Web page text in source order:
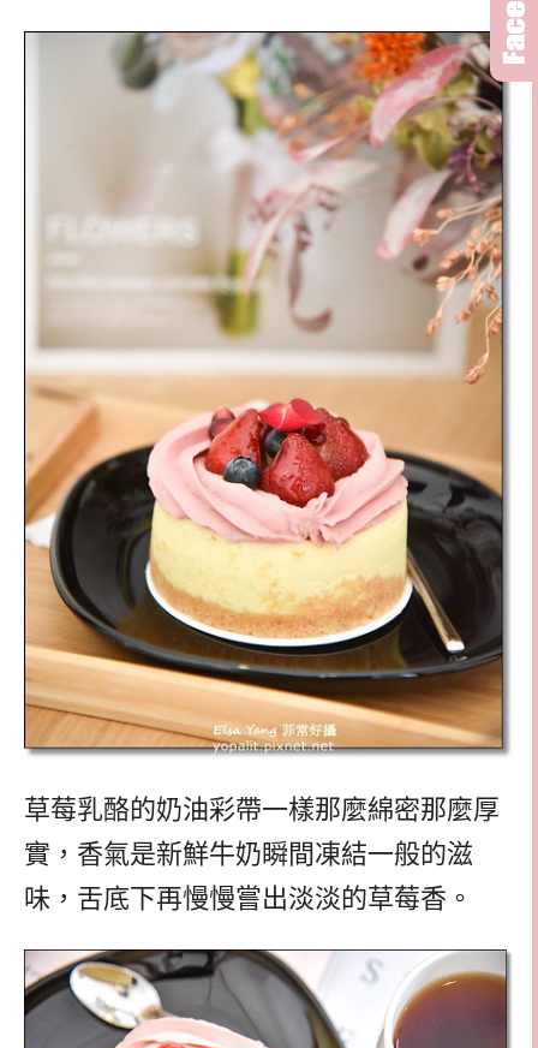
草莓乳酪的奶油彩帶一樣那麼綿密那麼厚
實，香氣是新鮮牛奶瞬間凍結一般的滋
味，舌底下再慢慢嘗出淡淡的草莓香。